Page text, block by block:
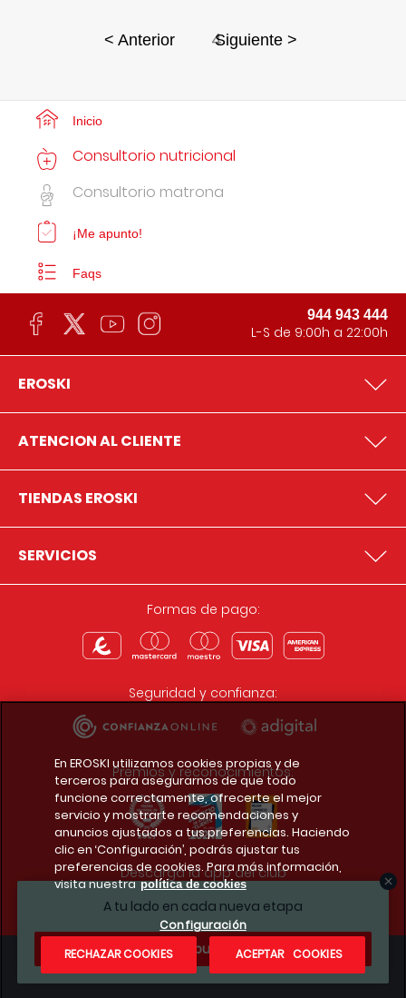
< Anterior 4
Siguiente >
A tu lado en cada nueva etapa
¿Te apuntas?
Inicio
Consultorio nutricional
Consultorio matrona
¡Me apunto!
Faqs
944 943 444
L-S de 9:00h a 22:00h
EROSKI
ATENCION AL CLIENTE
TIENDAS EROSKI
SERVICIOS
Formas de pago:
Seguridad y confianza:
Premios y reconocimientos:
Descarga la app del club
Condiciones legales
En EROSKI utilizamos cookies propias y de
terceros para asegurarnos de que todo
funcione correctamente, ofrecerte el mejor
servicio y mostrarte recomendaciones y
anuncios ajustados a tus preferencias. Haciendo
clic en ‘Configuración’, podrás ajustar tus
preferencias de cookies. Para más información,
visita nuestra política de cookies
Configuración
RECHAZAR COOKIES
ACEPTAR COOKIES